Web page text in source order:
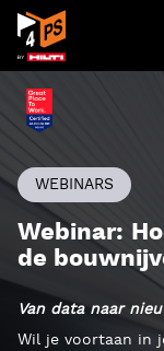
WEBINARS
Webinar:
de
Van data naar
Wil je voortaan in